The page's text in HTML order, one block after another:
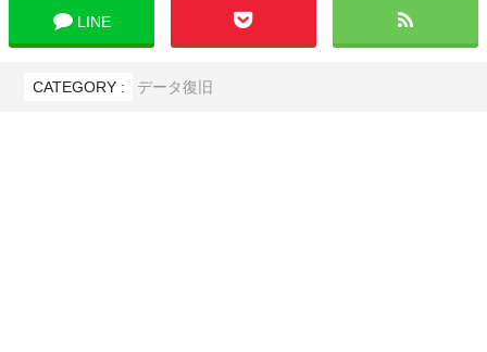
LINE
CATEGORY : データ復旧